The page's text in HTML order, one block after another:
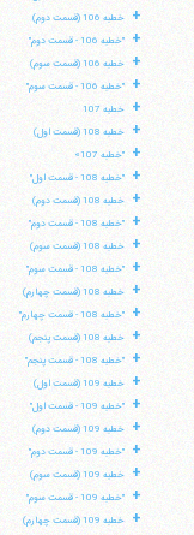
+ خطبه 106 (قسمت دوم)
+ "خطبه 106 - قسمت دوم"
+ خطبه 106 (قسمت سوم)
+ "خطبه 106 - قسمت سوم"
+ خطبه 107
+ خطبه 108 (قسمت اول)
+ "خطبه 107»
+ "خطبه 108 - قسمت اول"
+ خطبه 108 (قسمت دوم)
+ "خطبه 108 - قسمت دوم"
+ خطبه 108 (قسمت سوم)
+ "خطبه 108 - قسمت سوم"
+ خطبه 108 (قسمت چهارم)
+ "خطبه 108 - قسمت چهارم"
+ خطبه 108 (قسمت پنجم)
+ "خطبه 108 - قسمت پنجم"
+ خطبه 109 (قسمت اول)
+ "خطبه 109 - قسمت اول"
+ خطبه 109 (قسمت دوم)
+ "خطبه 109 - قسمت دوم"
+ خطبه 109 (قسمت سوم)
+ "خطبه 109 - قسمت سوم"
+ خطبه 109 (قسمت چهارم)